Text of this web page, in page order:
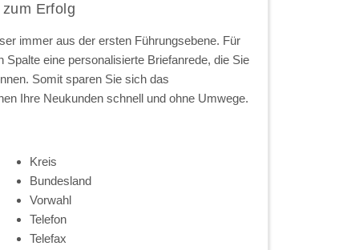
Erfolg
immer aus der ersten Führungsebene. Für
eine personalisierte Briefanrede, die Sie
Somit sparen Sie sich das
Ihre Neukunden schnell und ohne Umwege.
Kreis
Bundesland
Vorwahl
Telefon
Telefax